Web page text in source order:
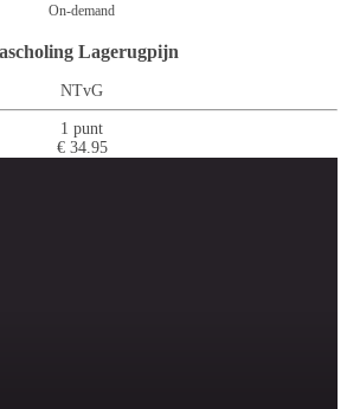
On-demand
Lagerugpijn
NTvG
1 punt
€ 34.95